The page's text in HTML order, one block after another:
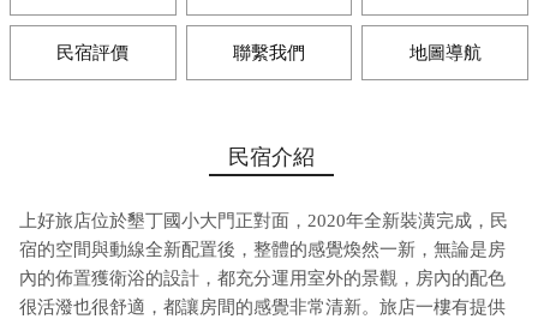
民宿評價 聯繫我們 地圖導航
民宿介紹
上好旅店位於墾丁國小大門正對面，2020年全新裝潢完成，民
宿的空間與動線全新配置後，整體的感覺煥然一新，無論是房
內的佈置獲衛浴的設計，都充分運用室外的景觀，房內的配色
很活潑也很舒適，都讓房間的感覺非常清新。旅店一樓有提供